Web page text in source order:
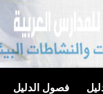
فصول الدليل